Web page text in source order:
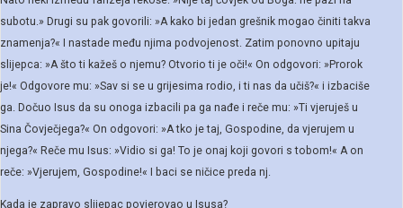
subotu.» Drugi su pak govorili: »A kako bi jedan grešnik mogao činiti takva
znamenja?« I nastade među njima podvojenost. Zatim ponovno upitaju
slijepca: »A što ti kažeš o njemu? Otvorio ti je oči!« On odgovori: »Prorok
je!« Odgovore mu: »Sav si se u grijesima rodio, i ti nas da učiš?« i izbaciše
ga. Dočuo Isus da su onoga izbacili pa ga nađe i reče mu: »Ti vjeruješ u
Sina Čovječjega?« On odgovori: »A tko je taj, Gospodine, da vjerujem u
njega?« Reče mu Isus: »Vidio si ga! To je onaj koji govori s tobom!« A on
reče: »Vjerujem, Gospodine!« I baci se ničice preda nj.
Kada je zapravo slijepac povjerovao u Isusa?